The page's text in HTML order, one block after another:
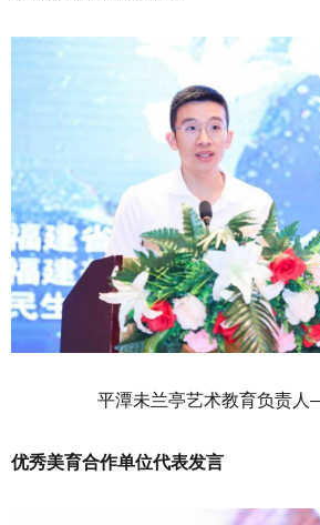
平潭未兰亭艺术教育负责
优秀美育合作单位代表发言